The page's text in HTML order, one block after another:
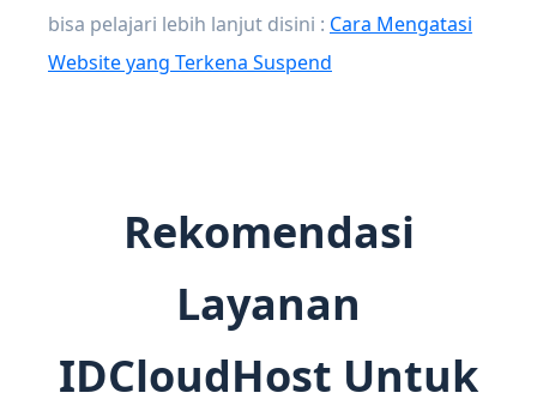
bisa pelajari lebih lanjut disini : Cara Mengatasi
Website yang Terkena Suspend
Rekomendasi
Layanan
IDCloudHost Untuk